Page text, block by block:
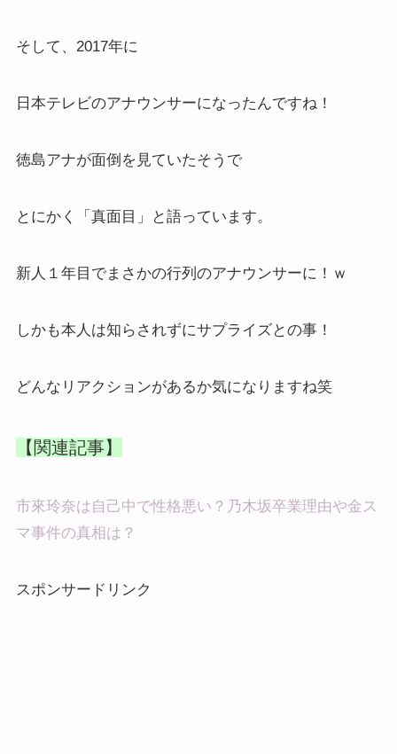
そして、2017年に
日本テレビのアナウンサーになったんですね！
徳島アナが面倒を見ていたそうで
とにかく「真面目」と語っています。
新人１年目でまさかの行列のアナウンサーに！ｗ
しかも本人は知らされずにサプライズとの事！
どんなリアクションがあるか気になりますね笑
【関連記事】
市來玲奈は自己中で性格悪い？乃木坂卒業理由や金ス
マ事件の真相は？
スポンサードリンク